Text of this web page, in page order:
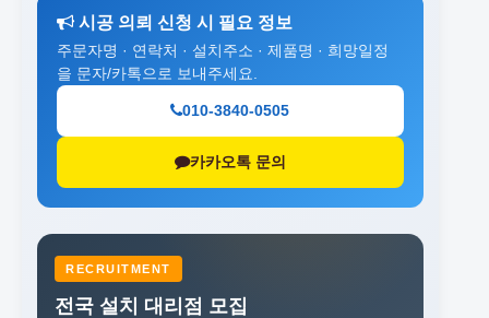
시공 의뢰 신청 시 필요 정보
주문자명 · 연락처 · 설치주소 · 제품명 · 희망일정
을 문자/카톡으로 보내주세요.
010-3840-0505
카카오톡 문의
RECRUITMENT
전국 설치 대리점 모집